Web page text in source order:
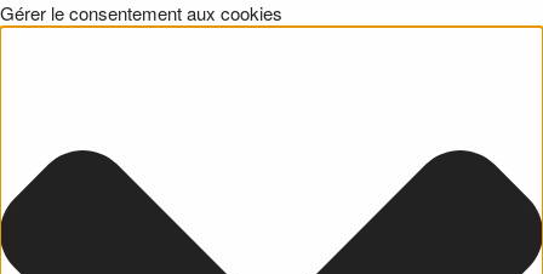
Gérer le consentement aux cookies